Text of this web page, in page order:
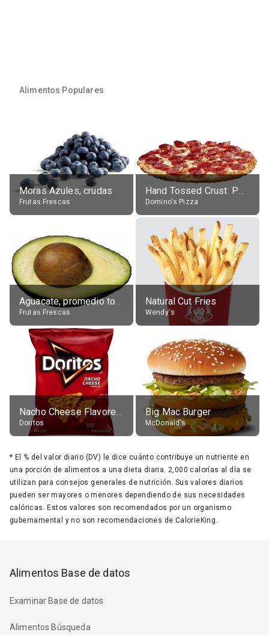
Alimentos Populares
Moras Azules, crudas
Frutas Frescas
Hand Tossed Crust: Pepperoni Pizza (Large 14")
Domino's Pizza
Aguacate, promedio todos variedades, crudo
Frutas Frescas
Natural Cut Fries
Wendy's
Nacho Cheese Flavored Tortilla Chips
Doritos
Big Mac Burger
McDonald's
* El % del valor diario (DV) le dice cuánto contribuye un nutriente en
una porción de alimentos a una dieta diaria. 2,000 calorías al día se
utilizan para consejos generales de nutrición. Sus valores diarios
pueden ser mayores o menores dependiendo de sus necesidades
calóricas. Estos valores son recomendados por un organismo
gubernamental y no son recomendaciones de CalorieKing.
Alimentos Base de datos
Examinar Base de datos
Alimentos Búsqueda